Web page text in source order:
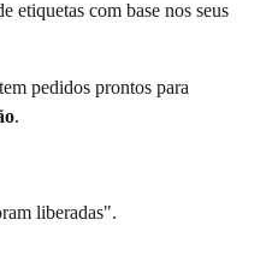
etiquetas com base nos seus
pedidos prontos para
.
liberadas".